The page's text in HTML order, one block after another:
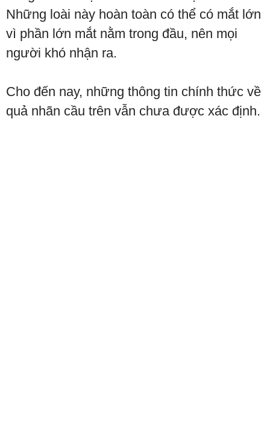
Những loài này hoàn toàn có thể có mắt lớn
vì phần lớn mắt nằm trong đầu, nên mọi
người khó nhận ra.
Cho đến nay, những thông tin chính thức về
quả nhãn cầu trên vẫn chưa được xác định.